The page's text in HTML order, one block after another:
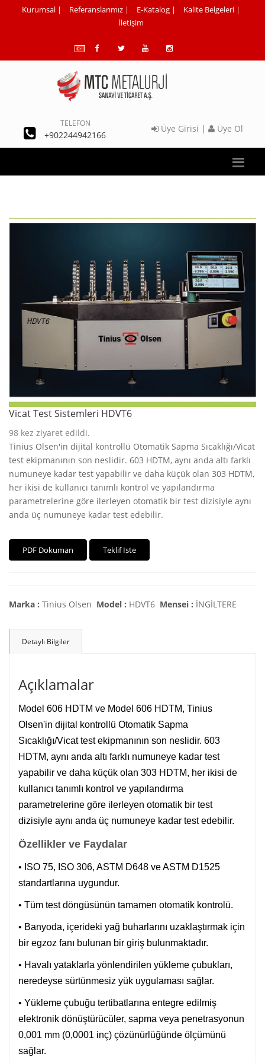
Kurumsal | Referanslarımız | E-Katalog | Kalite Belgeleri |
İletişim
TELEFON
+902244942166
Üye Girisi | Üye Ol
Vicat Test Sistemleri HDVT6
98 kez ziyaret edildi.
Tinius Olsen'in dijital kontrollü Otomatik Sapma Sıcaklığı/Vicat
test ekipmanının son neslidir. 603 HDTM, aynı anda altı farklı
numuneye kadar test yapabilir ve daha küçük olan 303 HDTM,
her ikisi de kullanıcı tanımlı kontrol ve yapılandırma
parametrelerine göre ilerleyen otomatik bir test dizisiyle aynı
anda üç numuneye kadar test edebilir.
PDF Dokuman Teklif Iste
Marka : Tinius Olsen Model : HDVT6 Mensei : İNGİLTERE
Detaylı Bilgiler
Açıklamalar
Model 606 HDTM ve Model 606 HDTM, Tinius
Olsen'in dijital kontrollü Otomatik Sapma
Sıcaklığı/Vicat test ekipmanının son neslidir. 603
HDTM, aynı anda altı farklı numuneye kadar test
yapabilir ve daha küçük olan 303 HDTM, her ikisi de
kullanıcı tanımlı kontrol ve yapılandırma
parametrelerine göre ilerleyen otomatik bir test
dizisiyle aynı anda üç numuneye kadar test edebilir.
Özellikler ve Faydalar
• ISO 75, ISO 306, ASTM D648 ve ASTM D1525
standartlarına uygundur.
• Tüm test döngüsünün tamamen otomatik kontrolü.
• Banyoda, içerideki yağ buharlarını uzaklaştırmak için
bir egzoz fanı bulunan bir giriş bulunmaktadır.
• Havalı yataklarla yönlendirilen yükleme çubukları,
neredeyse sürtünmesiz yük uygulaması sağlar.
• Yükleme çubuğu tertibatlarına entegre edilmiş
elektronik dönüştürücüler, sapma veya penetrasyonun
0,001 mm (0,0001 inç) çözünürlüğünde ölçümünü
sağlar.